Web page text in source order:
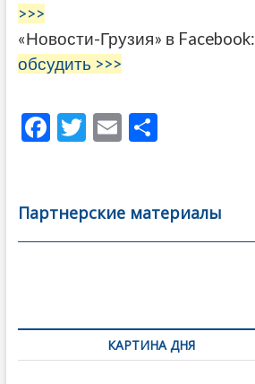
>>>
«Новости-Грузия» в Facebook:
обсудить >>>
F
b
o
T
er
E
l
О
а
в
Партнерские материалы
по
записямКАРТИНА ДНЯ